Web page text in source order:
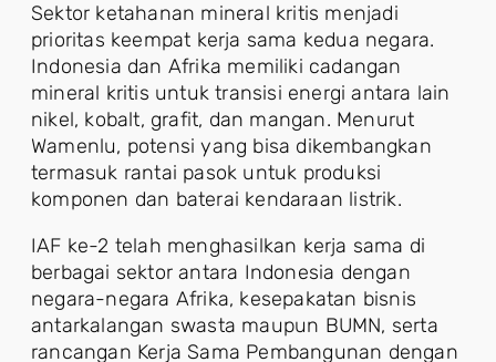
Sektor ketahanan mineral kritis menjadi
prioritas keempat kerja sama kedua negara.
Indonesia dan Afrika memiliki cadangan
mineral kritis untuk transisi energi antara lain
nikel, kobalt, grafit, dan mangan. Menurut
Wamenlu, potensi yang bisa dikembangkan
termasuk rantai pasok untuk produksi
komponen dan baterai kendaraan listrik.
IAF ke-2 telah menghasilkan kerja sama di
berbagai sektor antara Indonesia dengan
negara-negara Afrika, kesepakatan bisnis
antarkalangan swasta maupun BUMN, serta
rancangan Kerja Sama Pembangunan dengan